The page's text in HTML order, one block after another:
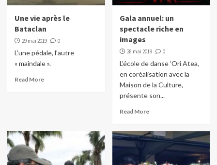
Une vie après le
Bataclan
29 mai 2019 0
L’une pédale, l’autre
« maindale ».
Read More
Gala annuel: un
spectacle riche en
images
28 mai 2019 0
L’école de danse ‘Ori Atea,
en coréalisation avec la
Maison de la Culture,
présente son...
Read More